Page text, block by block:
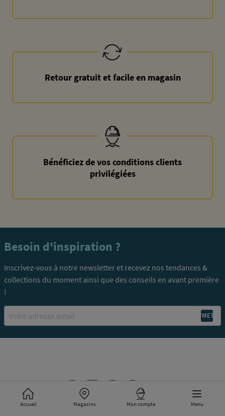
Accueil Magasins Mon compte Menu
Retour gratuit et facile en magasin
Bénéficiez de vos conditions clients
privilégiées
Besoin d'inspiration ?
Inscrivez-vous à notre newsletter et recevez nos tendances &
collections du moment ainsi que des conseils en avant première
!
Email